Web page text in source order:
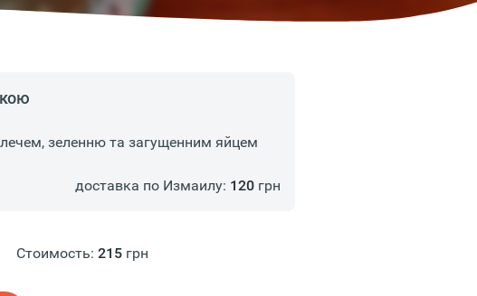
зеленню та загущенним яйцем
доставка по Измаилу: 120грн
Стоимость: 215грн